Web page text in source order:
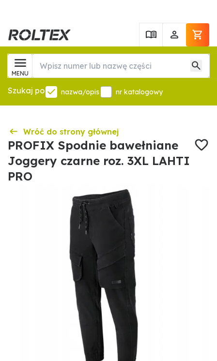
MENU
Szukaj po nazwa/opis nr katalogowy
Wróć do strony głównej
PROFIX Spodnie bawełniane
Joggery czarne roz. 3XL LAHTI
PRO